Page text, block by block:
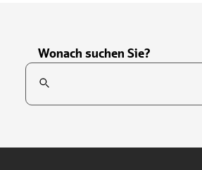
Wonach suchen Sie?
Suchfeld